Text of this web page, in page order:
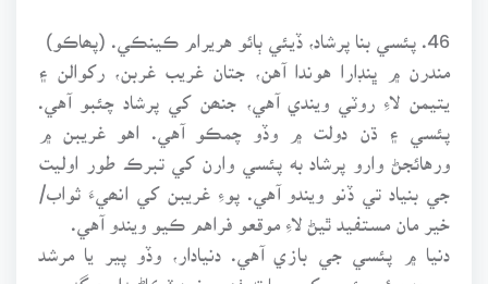
مندرن ۾ ڀنڊارا هوندا آهن، جتان غريب غربن، رکوالن ۽
يتيمن لاءِ روٽي ويندي آهي، جنھن کي پرشاد چئبو آهي.
پئسي ۽ ڌن دولت ۾ وڏو چمڪو آهي. اهو غريبن ۾
ورهائجڻ وارو پرشاد به پئسي وارن کي تبرڪ طور اوليت
جي بنياد تي ڏنو ويندو آهي. پوءِ غريبن کي انھيءَ ثواب/
خير مان مستفيد ٿيڻ لاءِ موقعو فراهم ڪيو ويندو آهي.
دنيا ۾ پئسي جي بازي آهي. دنيادار، وڏو پير يا مرشد
سمجهن ئي پئسي کي. ٻيا ته ٺھيو خود ٽڪاڻيدار ۽ گديسر،